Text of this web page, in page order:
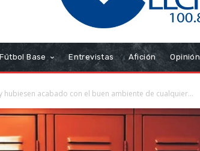
Fútbol Base Entrevistas Afición Opinión
hubiesen acabado con el buen ambiente de cualquier...